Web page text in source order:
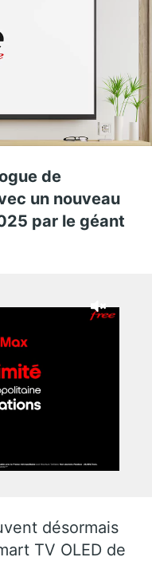
de
un nouveau
par le géant
désormais
TV OLED de